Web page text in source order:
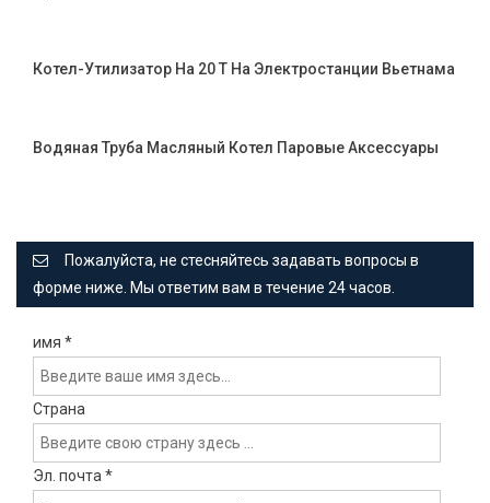
Котел-Утилизатор На 20 Т На Электростанции Вьетнама
Водяная Труба Масляный Котел Паровые Аксессуары
Пожалуйста, не стесняйтесь задавать вопросы в
форме ниже. Мы ответим вам в течение 24 часов.
имя *
Страна
Эл. почта *